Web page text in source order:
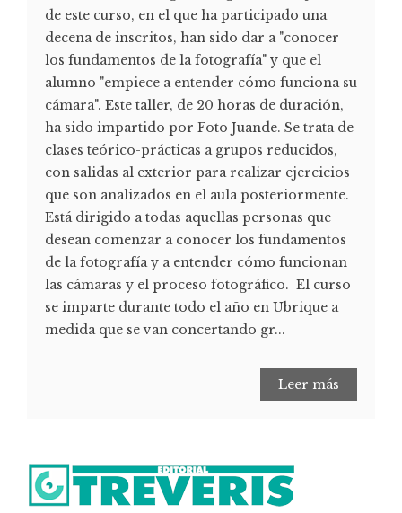
de este curso, en el que ha participado una
decena de inscritos, han sido dar a "conocer
los fundamentos de la fotografía" y que el
alumno "empiece a entender cómo funciona su
cámara". Este taller, de 20 horas de duración,
ha sido impartido por Foto Juande. Se trata de
clases teórico-prácticas a grupos reducidos,
con salidas al exterior para realizar ejercicios
que son analizados en el aula posteriormente.
Está dirigido a todas aquellas personas que
desean comenzar a conocer los fundamentos
de la fotografía y a entender cómo funcionan
las cámaras y el proceso fotográfico. El curso
se imparte durante todo el año en Ubrique a
medida que se van concertando gr...
Leer más